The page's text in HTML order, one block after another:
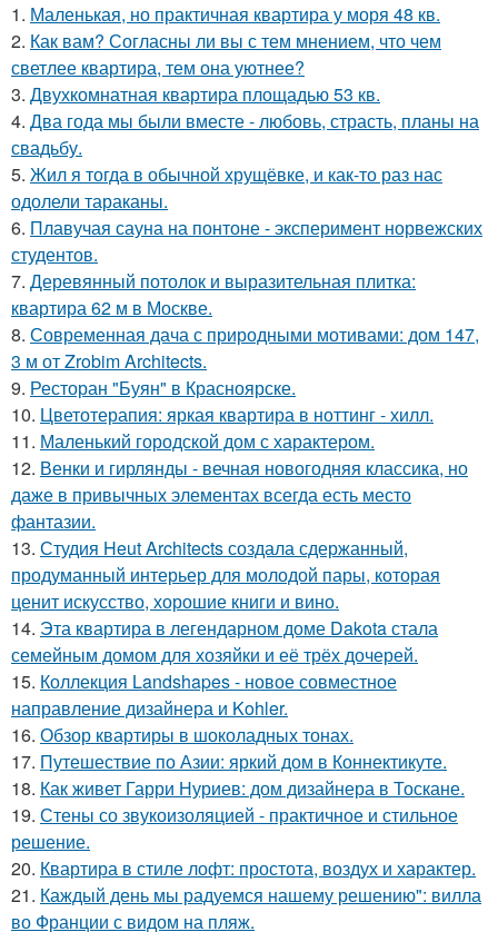
1. Маленькая, но практичная квартира у моря 48 кв.
2. Как вам? Согласны ли вы с тем мнением, что чем
светлее квартира, тем она уютнее?
3. Двухкомнатная квартира площадью 53 кв.
4. Два года мы были вместе - любовь, страсть, планы на
свадьбу.
5. Жил я тогда в обычной хрущёвке, и как-то раз нас
одолели тараканы.
6. Плавучая сауна на понтоне - эксперимент норвежских
студентов.
7. Деревянный потолок и выразительная плитка:
квартира 62 м в Москве.
8. Современная дача с природными мотивами: дом 147,
3 м от Zrobim Architects.
9. Ресторан "Буян" в Красноярске.
10. Цветотерапия: яркая квартира в ноттинг - хилл.
11. Маленький городской дом с характером.
12. Венки и гирлянды - вечная новогодняя классика, но
даже в привычных элементах всегда есть место
фантазии.
13. Студия Heut Architects создала сдержанный,
продуманный интерьер для молодой пары, которая
ценит искусство, хорошие книги и вино.
14. Эта квартира в легендарном доме Dakota стала
семейным домом для хозяйки и её трёх дочерей.
15. Коллекция Landshapes - новое совместное
направление дизайнера и Kohler.
16. Обзор квартиры в шоколадных тонах.
17. Путешествие по Азии: яркий дом в Коннектикуте.
18. Как живет Гарри Нуриев: дом дизайнера в Тоскане.
19. Стены со звукоизоляцией - практичное и стильное
решение.
20. Квартира в стиле лофт: простота, воздух и характер.
21. Каждый день мы радуемся нашему решению": вилла
во Франции с видом на пляж.